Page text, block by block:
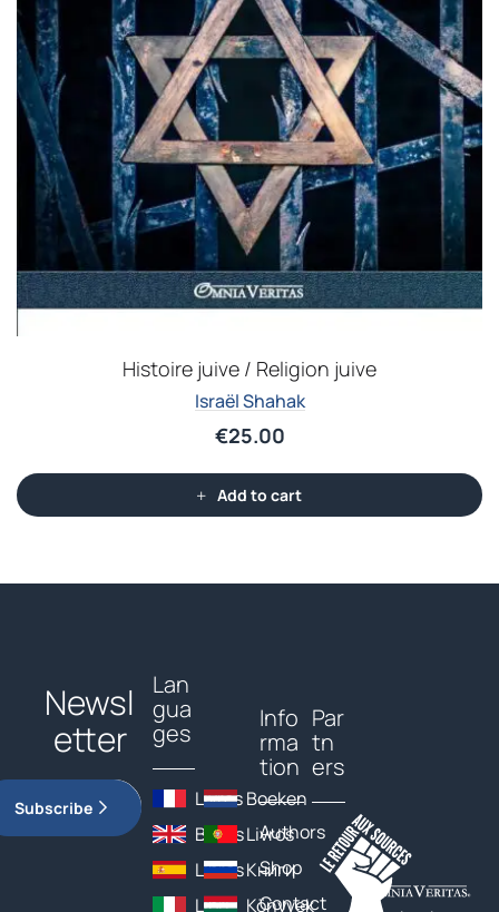
Histoire juive / Religion juive
Israël Shahak
€25.00
Add to cart
Newsl
etter
Subscribe
Lan
gua
ges
Livres
Books
Libros
Libri
Boeken
Livros
Книги
Könyvek
Info
rma
tion
Authors
Shop
Contact
Par
tn
ers